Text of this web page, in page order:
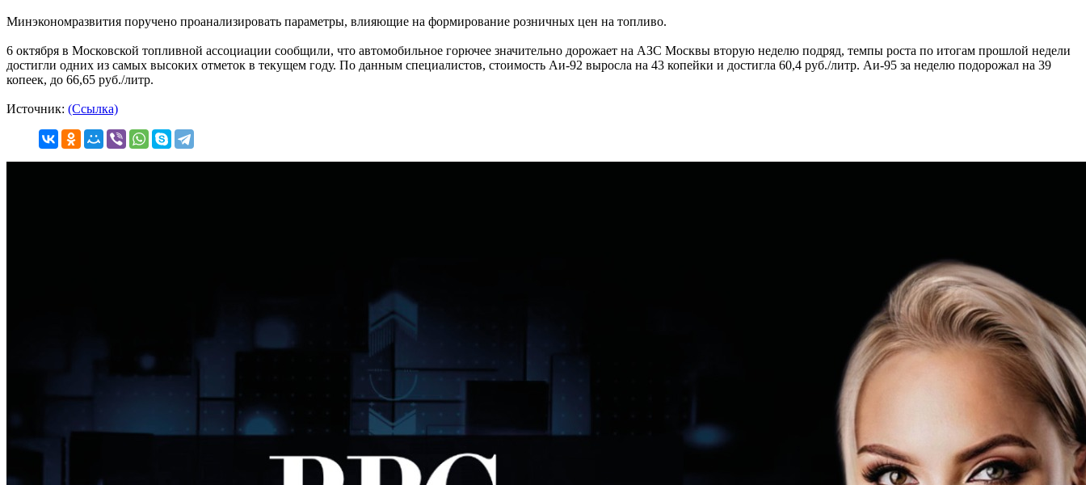
Минэкономразвития поручено проанализировать параметры, влияющие на формирование розничных цен на топливо.
6 октября в Московской топливной ассоциации сообщили, что автомобильное горючее значительно дорожает на АЗС Москвы вторую неделю подряд, темпы роста по итогам прошлой недели
достигли одних из самых высоких отметок в текущем году. По данным специалистов, стоимость Аи-92 выросла на 43 копейки и достигла 60,4 руб./литр. Аи-95 за неделю подорожал на 39
копеек, до 66,65 руб./литр.
Источник: (Ссылка)